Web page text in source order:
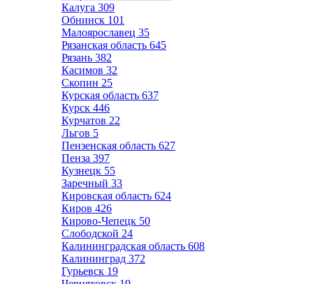
Калуга 309
Обнинск 101
Малоярославец 35
Рязанская область 645
Рязань 382
Касимов 32
Скопин 25
Курская область 637
Курск 446
Курчатов 22
Льгов 5
Пензенская область 627
Пенза 397
Кузнецк 55
Заречный 33
Кировская область 624
Киров 426
Кирово-Чепецк 50
Слободской 24
Калининградская область 608
Калининград 372
Гурьевск 19